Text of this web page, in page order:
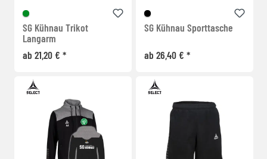
SG Kühnau Trikot
Langarm
ab 21,20 € *
SG Kühnau Sporttasche
ab 26,40 € *